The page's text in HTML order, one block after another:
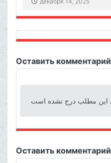
Оставить комментарий
Оставить комментарий